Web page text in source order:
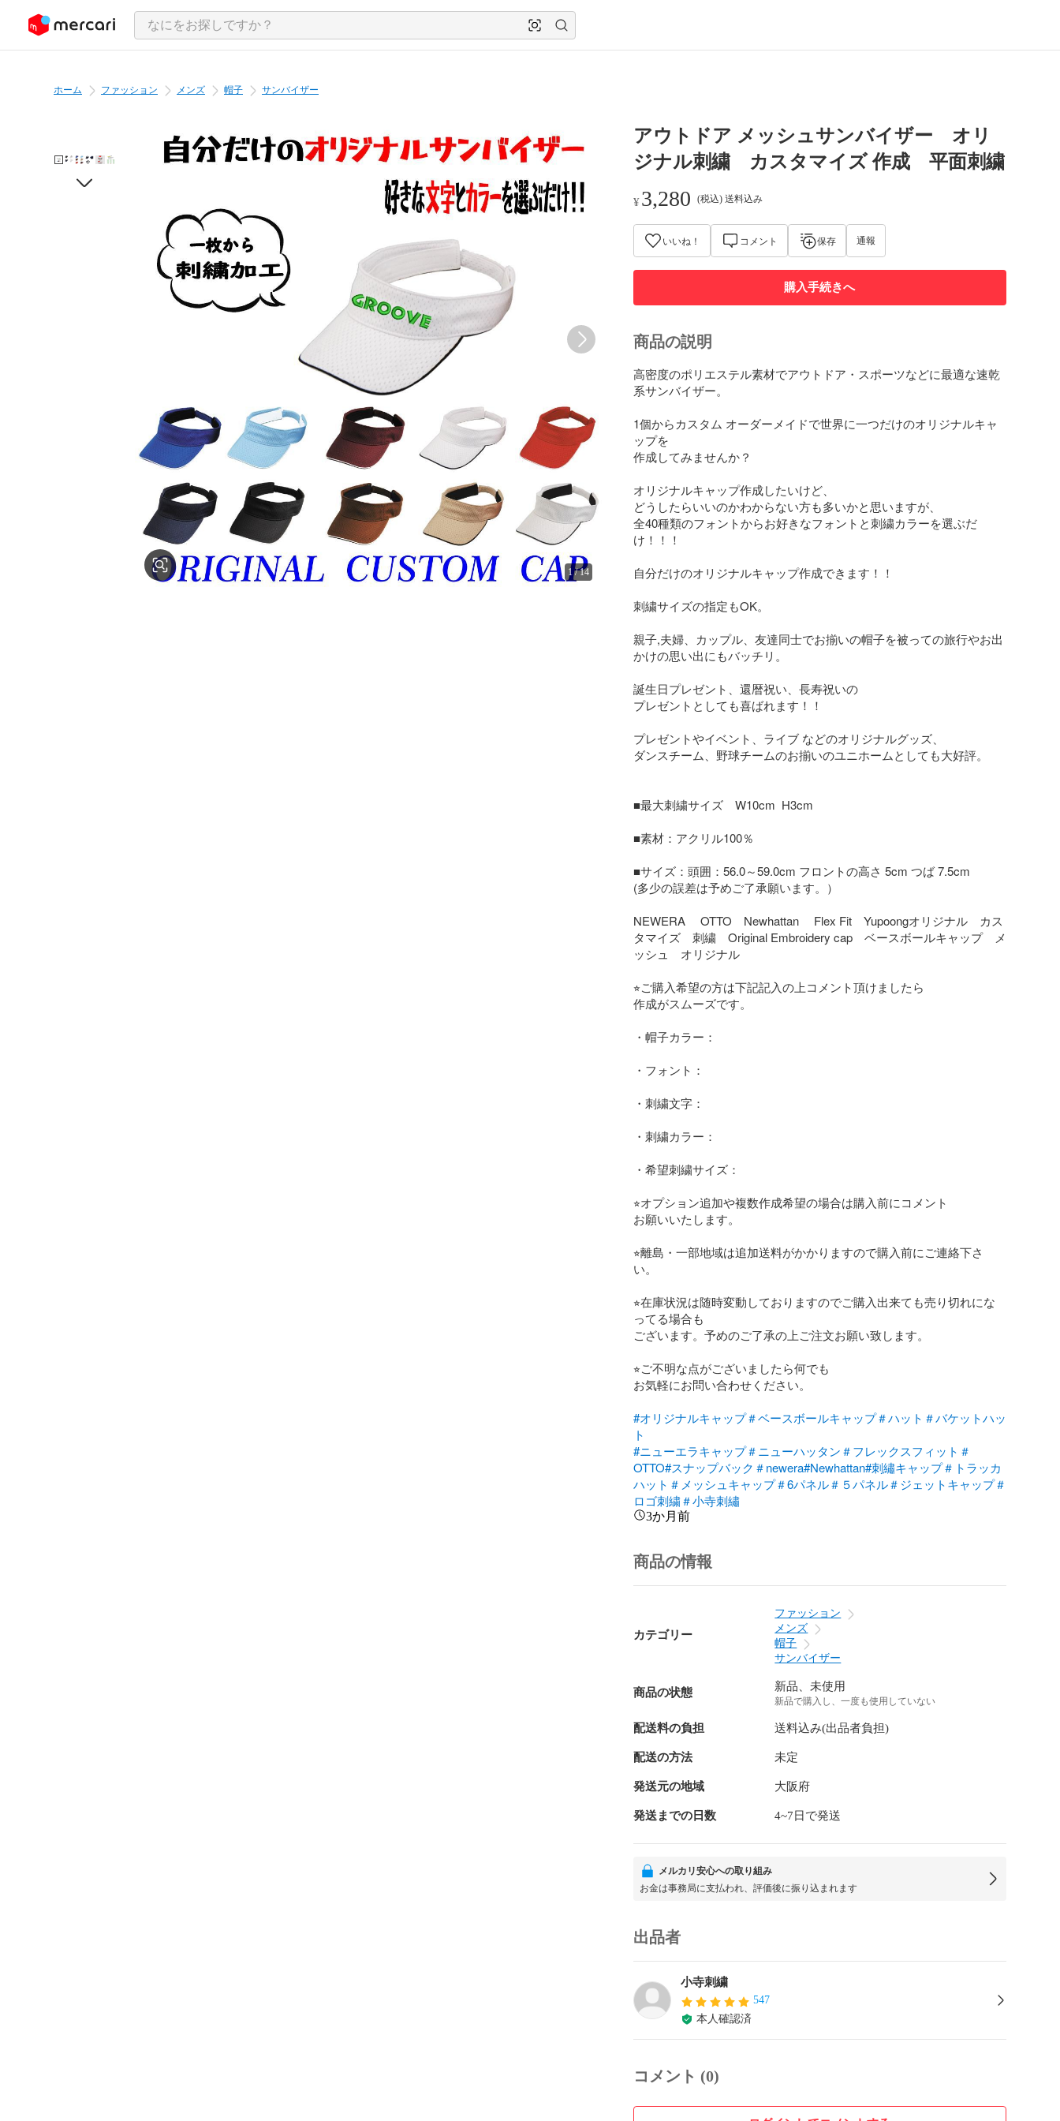
ツにスキップ
ホーム ファッション メンズ 帽子 サンバイザー
1/14
アウトドア メッシュサンバイザー オリ
ジナル刺繍 カスタマイズ 作成 平面刺繍
¥ 3,280 (税込) 送料込み
いいね！ コメント 保存 通報
購入手続きへ
商品の説明
高密度のポリエステル素材でアウトドア・スポーツなどに最適な速乾
系サンバイザー。
1個からカスタム オーダーメイドで世界に一つだけのオリジナルキャ
ップを
作成してみませんか？
オリジナルキャップ作成したいけど、
どうしたらいいのかわからない方も多いかと思いますが、
全40種類のフォントからお好きなフォントと刺繍カラーを選ぶだ
け！！！
自分だけのオリジナルキャップ作成できます！！
刺繍サイズの指定もOK。
親子,夫婦、カップル、友達同士でお揃いの帽子を被っての旅行やお出
かけの思い出にもバッチリ。
誕生日プレゼント、還暦祝い、長寿祝いの
プレゼントとしても喜ばれます！！
プレゼントやイベント、ライブ などのオリジナルグッズ、
ダンスチーム、野球チームのお揃いのユニホームとしても大好評。
■最大刺繍サイズ　W10cm  H3cm
■素材：アクリル100％
■サイズ：頭囲：56.0～59.0cm フロントの高さ 5cm つば 7.5cm
(多少の誤差は予めご了承願います。）
NEWERA 　OTTO　Newhattan 　Flex Fit　Yupoongオリジナル　カス
タマイズ　刺繍　Original Embroidery cap　ベースボールキャップ　メ
ッシュ　オリジナル
⭐︎ご購入希望の方は下記記入の上コメント頂けましたら
作成がスムーズです。
・帽子カラー：
・フォント：
・刺繍文字：
・刺繍カラー：
・希望刺繍サイズ：
⭐︎オプション追加や複数作成希望の場合は購入前にコメント
お願いいたします。
⭐︎離島・一部地域は追加送料がかかりますので購入前にご連絡下さ
い。
⭐︎在庫状況は随時変動しておりますのでご購入出来ても売り切れにな
ってる場合も
ございます。予めのご了承の上ご注文お願い致します。
⭐︎ご不明な点がございましたら何でも
お気軽にお問い合わせください。
#オリジナルキャップ＃ベースボールキャップ＃ハット＃バケットハッ
ト
#ニューエラキャップ＃ニューハッタン＃フレックスフィット＃
OTTO#スナップバック＃newera#Newhattan#刺繡キャップ＃トラッカ
ハット＃メッシュキャップ＃6パネル＃５パネル＃ジェットキャップ＃
ロゴ刺繍＃小寺刺繡
3か月前
商品の情報
カテゴリー
ファッション
メンズ
帽子
サンバイザー
商品の状態 新品、未使用
新品で購入し、一度も使用していない
配送料の負担 送料込み(出品者負担)
配送の方法 未定
発送元の地域 大阪府
発送までの日数 4~7日で発送
メルカリ安心への取り組み
お金は事務局に支払われ、評価後に振り込まれます
出品者
小寺刺繍
547
本人確認済
コメント (0)